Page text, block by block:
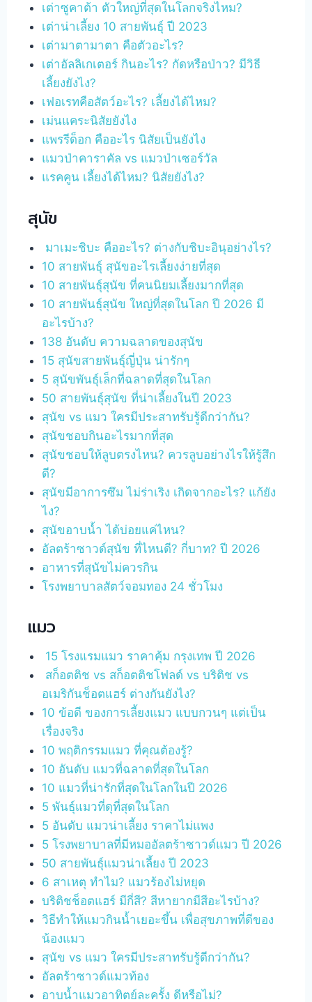
เต่าซูคาต้า ตัวใหญ่ที่สุดในโลกจริงไหม?
เต่าน่าเลี้ยง 10 สายพันธุ์ ปี 2023
เต่ามาตามาตา คือตัวอะไร?
เต่าอัลลิเกเตอร์ กินอะไร? กัดหรือป่าว? มีวิธี
เลี้ยงยังไง?
เฟอเรทคือสัตว์อะไร? เลี้ยงได้ไหม?
เม่นแคระนิสัยยังไง
แพรรีด็อก คืออะไร นิสัยเป็นยังไง
แมวป่าคาราคัล vs แมวป่าเซอร์วัล
แรคคูน เลี้ยงได้ไหม? นิสัยยังไง?
สุนัข
มาเมะชิบะ คืออะไร? ต่างกับชิบะอินุอย่างไร?
10 สายพันธุ์ สุนัขอะไรเลี้ยงง่ายที่สุด
10 สายพันธุ์สุนัข ที่คนนิยมเลี้ยงมากที่สุด
10 สายพันธุ์สุนัข ใหญ่ที่สุดในโลก ปี 2026 มี
อะไรบ้าง?
138 อันดับ ความฉลาดของสุนัข
15 สุนัขสายพันธุ์ญี่ปุ่น น่ารักๆ
5 สุนัขพันธุ์เล็กที่ฉลาดที่สุดในโลก
50 สายพันธุ์สุนัข ที่น่าเลี้ยงในปี 2023
สุนัข vs แมว ใครมีประสาทรับรู้ดีกว่ากัน?
สุนัขชอบกินอะไรมากที่สุด
สุนัขชอบให้ลูบตรงไหน? ควรลูบอย่างไรให้รู้สึก
ดี?
สุนัขมีอาการซึม ไม่ร่าเริง เกิดจากอะไร? แก้ยัง
ไง?
สุนัขอาบน้ำ ได้บ่อยแค่ไหน?
อัลตร้าซาวด์สุนัข ที่ไหนดี? กี่บาท? ปี 2026
อาหารที่สุนัขไม่ควรกิน
โรงพยาบาลสัตว์จอมทอง 24 ชั่วโมง
แมว
15 โรงแรมแมว ราคาคุ้ม กรุงเทพ ปี 2026
สก็อตติช vs สก็อตติชโฟลด์ vs บริติช vs
อเมริกันช็อตแฮร์ ต่างกันยังไง?
10 ข้อดี ของการเลี้ยงแมว แบบกวนๆ แต่เป็น
เรื่องจริง
10 พฤติกรรมแมว ที่คุณต้องรู้?
10 อันดับ แมวที่ฉลาดที่สุดในโลก
10 แมวที่น่ารักที่สุดในโลกในปี 2026
5 พันธ์ุแมวที่ดุที่สุดในโลก
5 อันดับ แมวน่าเลี้ยง ราคาไม่แพง
5 โรงพยาบาลที่มีหมออัลตร้าซาวด์แมว ปี 2026
50 สายพันธุ์แมวน่าเลี้ยง ปี 2023
6 สาเหตุ ทำไม? แมวร้องไม่หยุด
บริติชช็อตแฮร์ มีกี่สี? สีหายากมีสีอะไรบ้าง?
วิธีทําให้แมวกินน้ำเยอะขึ้น เพื่อสุขภาพที่ดีของ
น้องแมว
สุนัข vs แมว ใครมีประสาทรับรู้ดีกว่ากัน?
อัลตร้าซาวด์แมวท้อง
อาบน้ำแมวอาทิตย์ละครั้ง ดีหรือไม่?